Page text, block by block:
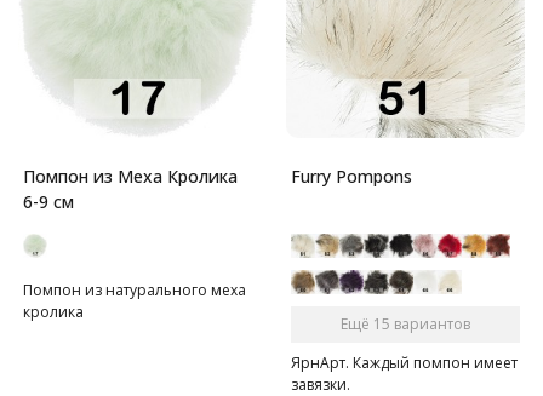
Помпон из Меха Кролика
6-9 см
Помпон из натурального меха
кролика
Furry Pompons
Ещё 15 вариантов
ЯрнАрт. Каждый помпон имеет
завязки.